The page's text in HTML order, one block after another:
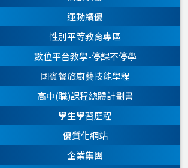
運動績優
性別平等教育專區
數位平台教學-停課不停學
國賓餐旅廚藝技能學程
高中(職)課程總體計劃書
學生學習歷程
優質化網站
企業集團